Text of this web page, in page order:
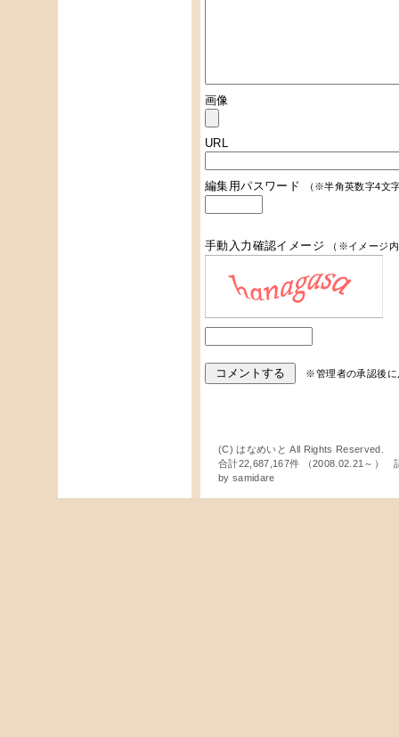
画像
URL
編集用パスワード （※半角英数字4文
手動入力確認イメージ （※イメージ
※管理者の承認後に
(C) はなめいと All Rights Reserved.
合計22,687,167件 （2008.02.21～
by samidare